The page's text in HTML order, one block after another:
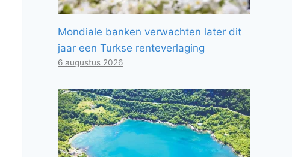
Mondiale banken verwachten later dit
jaar een Turkse renteverlaging
6 augustus 2026